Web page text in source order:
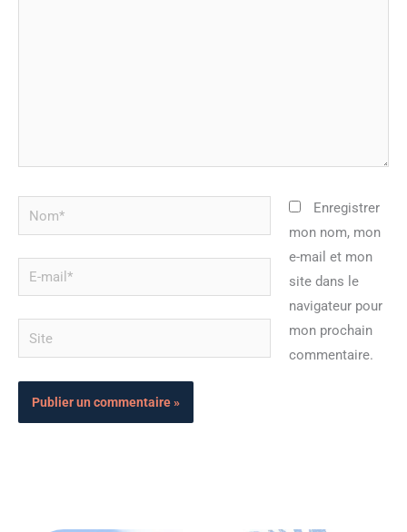
Nom*
mail*
Site
Enregistrer
mon nom, mon
e-mail et mon
site dans le
navigateur pour
mon prochain
commentaire.